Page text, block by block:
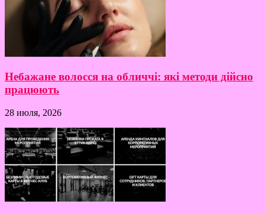
Небажане волосся на обличчі: які методи дійсно
працюють
28 июля, 2026